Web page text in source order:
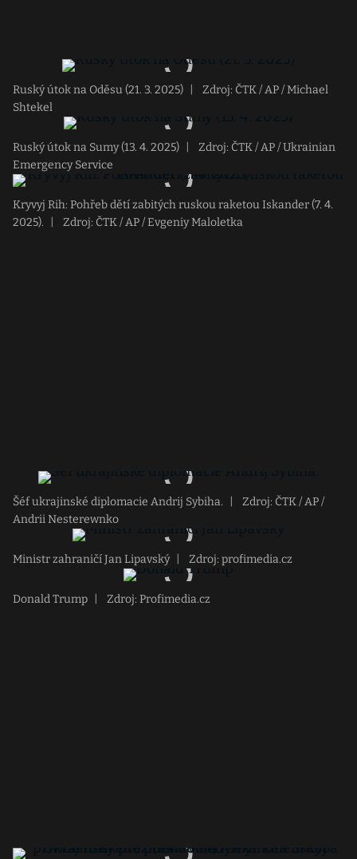
Ruský útok na Oděsu (21. 3. 2025)
Zdroj: ČTK / AP / Michael
Shtekel
Ruský útok na Sumy (13. 4. 2025)
Zdroj: ČTK / AP / Ukrainian
Emergency Service
Kryvyj Rih: Pohřeb dětí zabitých ruskou raketou Iskander (7. 4.
2025).
Zdroj: ČTK / AP / Evgeniy Maloletka
Šéf ukrajinské diplomacie Andrij Sybiha.
Zdroj: ČTK / AP /
Andrii Nesterewnko
Ministr zahraničí Jan Lipavský Zdroj: profimedia.cz
Donald Trump Zdroj: Profimedia.cz